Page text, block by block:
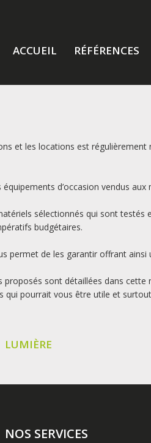
ACCUEIL RÉFÉRENCES
et les locations est
d’occasion vendus aux
sélectionnés qui sont testés
budgétaires.
permet de les garantir offrant
proposés sont détaillées dans
pourrait vous être utile et
LUMIÈRE
NOS SERVICES